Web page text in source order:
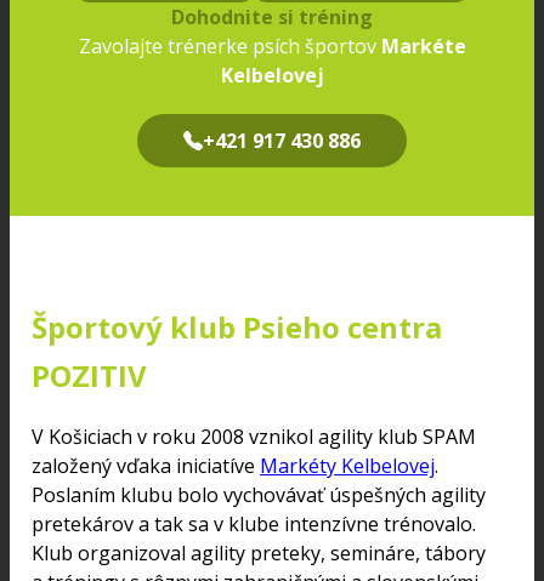
Dohodnite si tréning
Zavolajte trénerke psích športov Markéte
Kelbelovej
+421 917 430 886
Športový klub Psieho centra
POZITIV
V Košiciach v roku 2008 vznikol agility klub SPAM
založený vďaka iniciatíve Markéty Kelbelovej.
Poslaním klubu bolo vychovávať úspešných agility
pretekárov a tak sa v klube intenzívne trénovalo.
Klub organizoval agility preteky, semináre, tábory